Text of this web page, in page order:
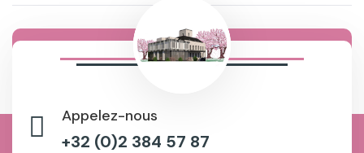
Appelez-nous
+32 (0)2 384 57 87